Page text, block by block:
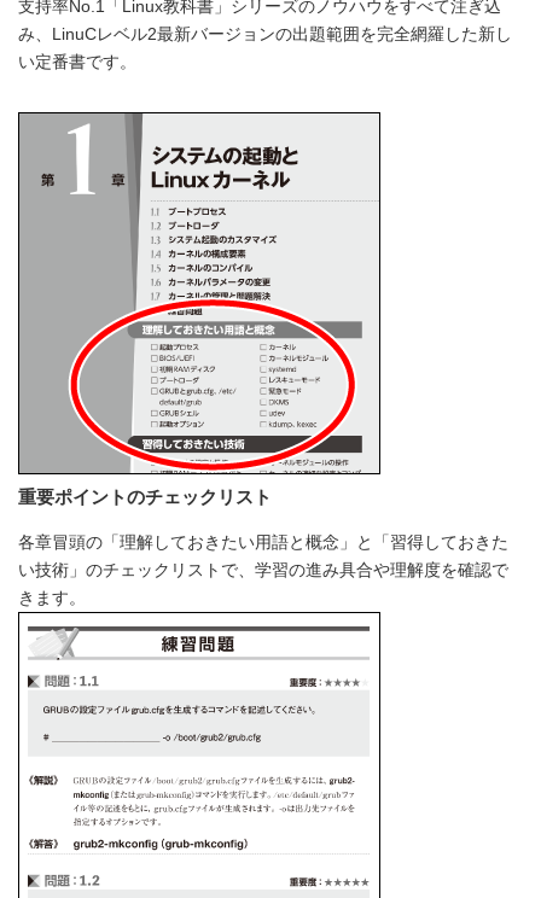
支持率No.1「Linux教科書」シリーズのノウハウをすべて注ぎ込
み、LinuCレベル2最新バージョンの出題範囲を完全網羅した新し
い定番書です。
重要ポイントのチェックリスト
各章冒頭の「理解しておきたい用語と概念」と「習得しておきた
い技術」のチェックリストで、学習の進み具合や理解度を確認で
きます。